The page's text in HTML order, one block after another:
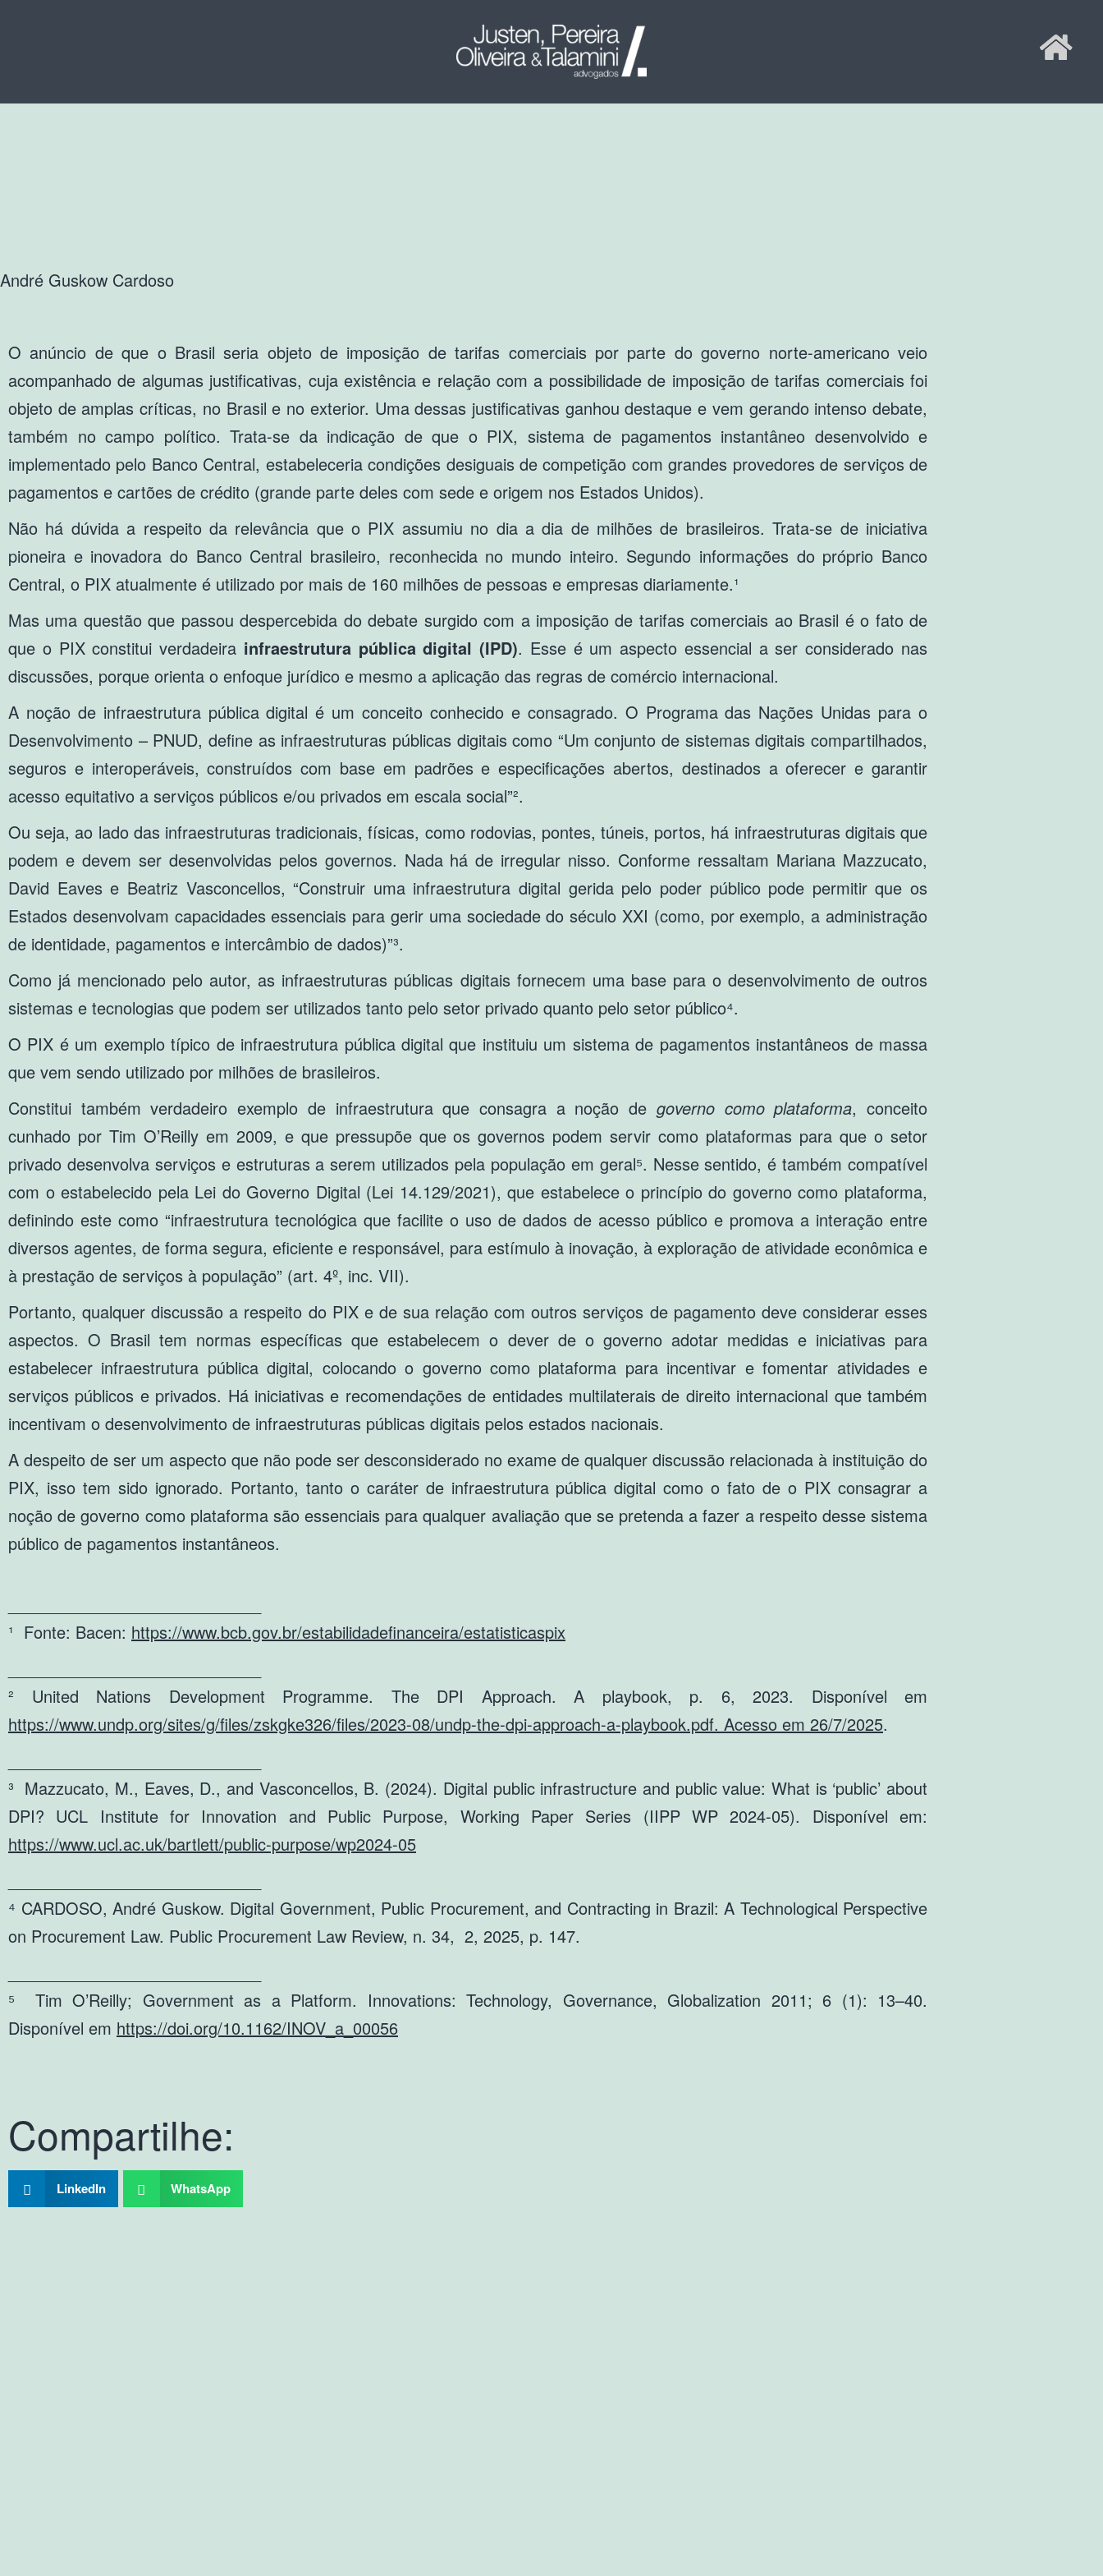
André Guskow Cardoso
O anúncio de que o Brasil seria objeto de imposição de tarifas comerciais por parte do governo norte-americano veio
acompanhado de algumas justificativas, cuja existência e relação com a possibilidade de imposição de tarifas comerciais foi
objeto de amplas críticas, no Brasil e no exterior. Uma dessas justificativas ganhou destaque e vem gerando intenso debate,
também no campo político. Trata-se da indicação de que o PIX, sistema de pagamentos instantâneo desenvolvido e
implementado pelo Banco Central, estabeleceria condições desiguais de competição com grandes provedores de serviços de
pagamentos e cartões de crédito (grande parte deles com sede e origem nos Estados Unidos).
Não há dúvida a respeito da relevância que o PIX assumiu no dia a dia de milhões de brasileiros. Trata-se de iniciativa
pioneira e inovadora do Banco Central brasileiro, reconhecida no mundo inteiro. Segundo informações do próprio Banco
Central, o PIX atualmente é utilizado por mais de 160 milhões de pessoas e empresas diariamente.¹
Mas uma questão que passou despercebida do debate surgido com a imposição de tarifas comerciais ao Brasil é o fato de
que o PIX constitui verdadeira infraestrutura pública digital (IPD). Esse é um aspecto essencial a ser considerado nas
discussões, porque orienta o enfoque jurídico e mesmo a aplicação das regras de comércio internacional.
A noção de infraestrutura pública digital é um conceito conhecido e consagrado. O Programa das Nações Unidas para o
Desenvolvimento – PNUD, define as infraestruturas públicas digitais como “Um conjunto de sistemas digitais compartilhados,
seguros e interoperáveis, construídos com base em padrões e especificações abertos, destinados a oferecer e garantir
acesso equitativo a serviços públicos e/ou privados em escala social”².
Ou seja, ao lado das infraestruturas tradicionais, físicas, como rodovias, pontes, túneis, portos, há infraestruturas digitais que
podem e devem ser desenvolvidas pelos governos. Nada há de irregular nisso. Conforme ressaltam Mariana Mazzucato,
David Eaves e Beatriz Vasconcellos, “Construir uma infraestrutura digital gerida pelo poder público pode permitir que os
Estados desenvolvam capacidades essenciais para gerir uma sociedade do século XXI (como, por exemplo, a administração
de identidade, pagamentos e intercâmbio de dados)”³.
Como já mencionado pelo autor, as infraestruturas públicas digitais fornecem uma base para o desenvolvimento de outros
sistemas e tecnologias que podem ser utilizados tanto pelo setor privado quanto pelo setor público⁴.
O PIX é um exemplo típico de infraestrutura pública digital que instituiu um sistema de pagamentos instantâneos de massa
que vem sendo utilizado por milhões de brasileiros.
Constitui também verdadeiro exemplo de infraestrutura que consagra a noção de governo como plataforma, conceito
cunhado por Tim O’Reilly em 2009, e que pressupõe que os governos podem servir como plataformas para que o setor
privado desenvolva serviços e estruturas a serem utilizados pela população em geral⁵. Nesse sentido, é também compatível
com o estabelecido pela Lei do Governo Digital (Lei 14.129/2021), que estabelece o princípio do governo como plataforma,
definindo este como “infraestrutura tecnológica que facilite o uso de dados de acesso público e promova a interação entre
diversos agentes, de forma segura, eficiente e responsável, para estímulo à inovação, à exploração de atividade econômica e
à prestação de serviços à população” (art. 4º, inc. VII).
Portanto, qualquer discussão a respeito do PIX e de sua relação com outros serviços de pagamento deve considerar esses
aspectos. O Brasil tem normas específicas que estabelecem o dever de o governo adotar medidas e iniciativas para
estabelecer infraestrutura pública digital, colocando o governo como plataforma para incentivar e fomentar atividades e
serviços públicos e privados. Há iniciativas e recomendações de entidades multilaterais de direito internacional que também
incentivam o desenvolvimento de infraestruturas públicas digitais pelos estados nacionais.
A despeito de ser um aspecto que não pode ser desconsiderado no exame de qualquer discussão relacionada à instituição do
PIX, isso tem sido ignorado. Portanto, tanto o caráter de infraestrutura pública digital como o fato de o PIX consagrar a
noção de governo como plataforma são essenciais para qualquer avaliação que se pretenda a fazer a respeito desse sistema
público de pagamentos instantâneos.
¹ Fonte: Bacen: https://www.bcb.gov.br/estabilidadefinanceira/estatisticaspix
² United Nations Development Programme. The DPI Approach. A playbook, p. 6, 2023. Disponível em
https://www.undp.org/sites/g/files/zskgke326/files/2023-08/undp-the-dpi-approach-a-playbook.pdf. Acesso em 26/7/2025.
³ Mazzucato, M., Eaves, D., and Vasconcellos, B. (2024). Digital public infrastructure and public value: What is ‘public’ about
DPI? UCL Institute for Innovation and Public Purpose, Working Paper Series (IIPP WP 2024-05). Disponível em:
https://www.ucl.ac.uk/bartlett/public-purpose/wp2024-05
⁴ CARDOSO, André Guskow. Digital Government, Public Procurement, and Contracting in Brazil: A Technological Perspective
on Procurement Law. Public Procurement Law Review, n. 34, 2, 2025, p. 147.
⁵ Tim O’Reilly; Government as a Platform. Innovations: Technology, Governance, Globalization 2011; 6 (1): 13–40.
Disponível em https://doi.org/10.1162/INOV_a_00056
Compartilhe:
LinkedIn WhatsApp